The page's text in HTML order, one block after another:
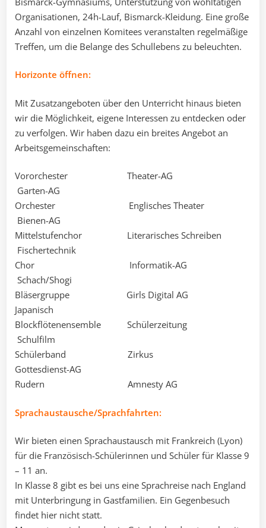
Organisationen, 24h-Lauf, Bismarck-Kleidung. Eine große
Anzahl von einzelnen Komitees veranstalten regelmäßige
Treffen, um die Belange des Schullebens zu beleuchten.
Horizonte öffnen:
Mit Zusatzangeboten über den Unterricht hinaus bieten
wir die Möglichkeit, eigene Interessen zu entdecken oder
zu verfolgen. Wir haben dazu ein breites Angebot an
Arbeitsgemeinschaften:
Vororchester Theater-AG
Garten-AG
Orchester Englisches Theater
Bienen-AG
Mittelstufenchor Literarisches Schreiben
Fischertechnik
Chor Informatik-AG
Schach/Shogi
Bläsergruppe Girls Digital AG
Japanisch
Blockflötenensemble Schülerzeitung
Schulfilm
Schülerband Zirkus
Gottesdienst-AG
Rudern Amnesty AG
Sprachaustausche/Sprachfahrten:
Wir bieten einen Sprachaustausch mit Frankreich (Lyon)
für die Französisch-Schülerinnen und Schüler für Klasse 9
– 11 an.
In Klasse 8 gibt es bei uns eine Sprachreise nach England
mit Unterbringung in Gastfamilien. Ein Gegenbesuch
findet hier nicht statt.